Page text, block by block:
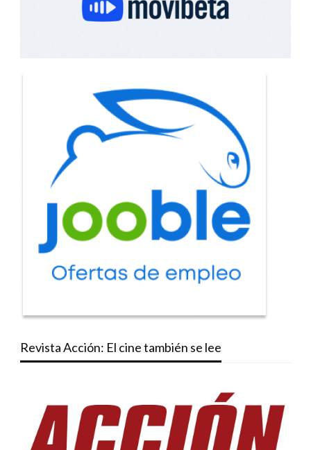
Revista Acción: El cine también se lee